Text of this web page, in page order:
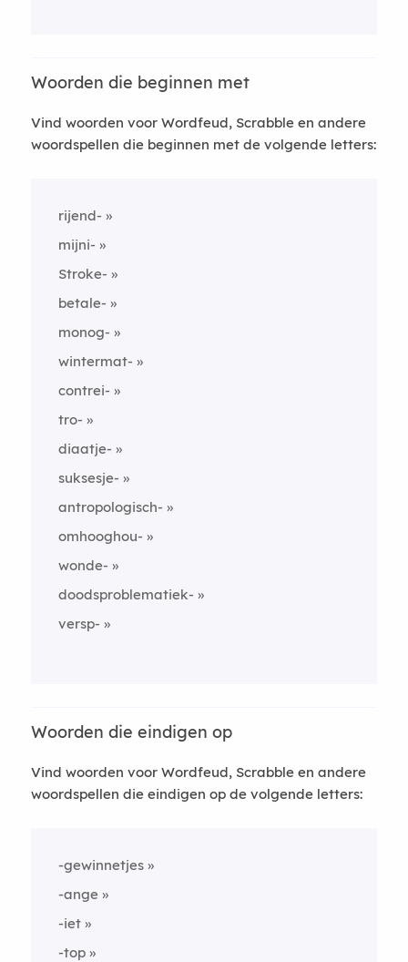
Woorden die beginnen met
Vind woorden voor Wordfeud, Scrabble en andere
woordspellen die beginnen met de volgende letters:
rijend-
mijni-
Stroke-
betale-
monog-
wintermat-
contrei-
tro-
diaatje-
suksesje-
antropologisch-
omhooghou-
wonde-
doodsproblematiek-
versp-
Woorden die eindigen op
Vind woorden voor Wordfeud, Scrabble en andere
woordspellen die eindigen op de volgende letters:
-gewinnetjes
-ange
-iet
-top